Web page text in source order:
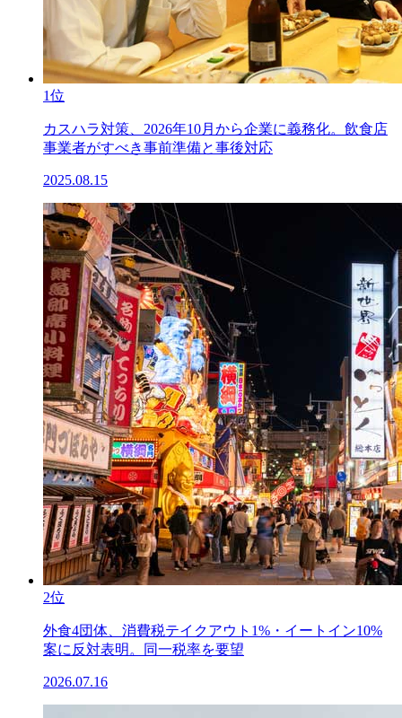
1位
カスハラ対策、2026年10月から企業に義務化。飲食店
事業者がすべき事前準備と事後対応
2025.08.15
2位
外食4団体、消費税テイクアウト1%・イートイン10%
案に反対表明。同一税率を要望
2026.07.16